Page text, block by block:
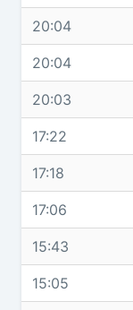
20:04
20:04
20:03
17:22
17:18
17:06
15:43
15:05